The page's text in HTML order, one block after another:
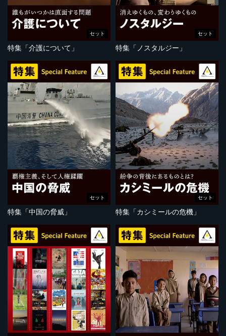
セット
特集「介護について」
セット
特集「ノスタルジー」
セット
特集「中国の脅威」
セット
特集「カシミールの危機」